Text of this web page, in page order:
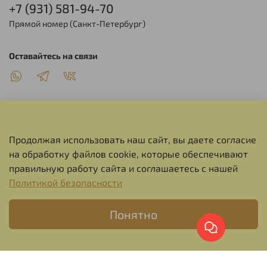
О НАС
СЕРВИС
+7 (931) 581-94-70
Прямой номер (Санкт-Петербург)
Оставайтесь на связи
Продолжая использовать наш сайт, вы даете согласие
на обработку файлов cookie, которые обеспечивают
правильную работу сайта и соглашаетесь с нашей
Политикой безопасности
Понятно